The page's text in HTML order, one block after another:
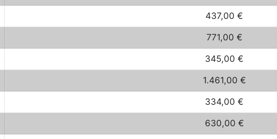
437,00 €
771,00 €
345,00 €
1.461,00 €
334,00 €
630,00 €